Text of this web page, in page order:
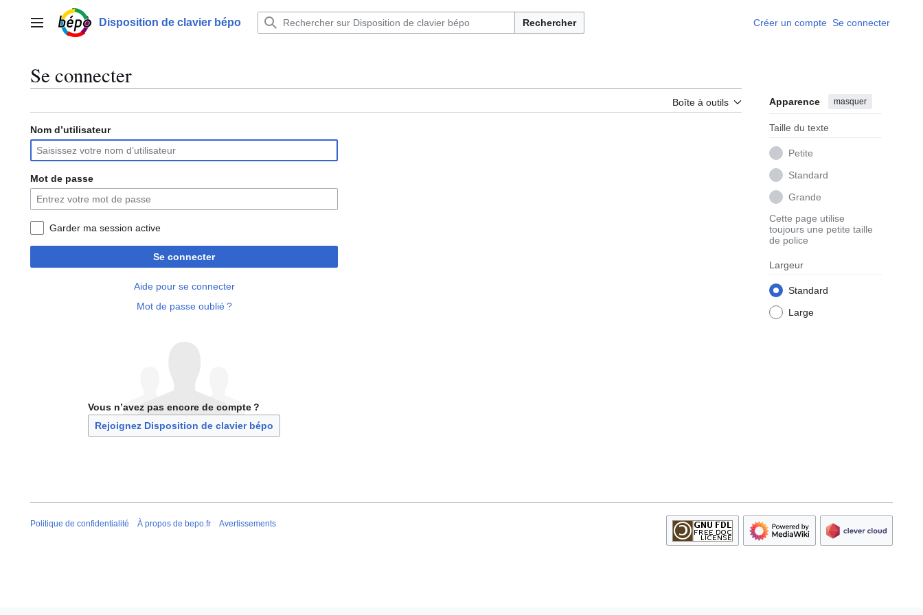
contenuMenu principalDisposition de clavier bépo Rechercher Créer un compte Se connecter
Se connecter
Boîte à outils Apparence masquer
Taille du texte
Petite
Standard
Grande
Cette page utilise
toujours une petite taille
de police
Largeur
Standard
Large
Nom d’utilisateur
Mot de passe
Garder ma session active
Se connecter
Aide pour se connecter
Mot de passe oublié ?
Vous n’avez pas encore de compte ?
Rejoignez Disposition de clavier bépo
Politique de confidentialité À propos de bepo.fr Avertissements